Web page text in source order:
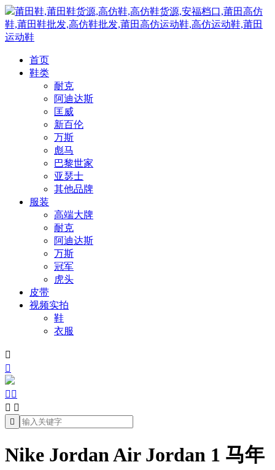
莆田鞋,莆田鞋货源,高仿鞋,高仿鞋货源,安福档口,莆田高仿
鞋,莆田鞋批发,高仿鞋批发,莆田高仿运动鞋,高仿运动鞋,莆田
运动鞋
首页
鞋类
耐克
阿迪达斯
匡威
新百伦
万斯
彪马
巴黎世家
亚瑟士
其他品牌
服装
高端大牌
耐克
阿迪达斯
万斯
冠军
虎头
皮带
视频实拍
鞋
衣服


 
 

Nike Jordan Air Jordan 1 马年